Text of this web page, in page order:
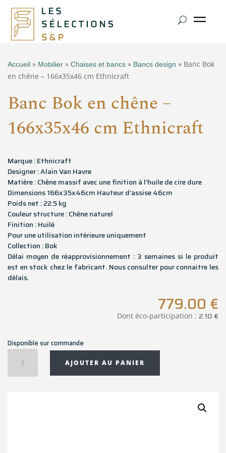
Accueil » Mobilier » Chaises et bancs » Bancs design » Banc Bok
en chêne – 166x35x46 cm Ethnicraft
Banc Bok en chêne –
166x35x46 cm Ethnicraft
Marque : Ethnicraft
Designer : Alain Van Havre
Matière : Chêne massif avec une finition à l’huile de cire dure
Dimensions 166x35x46cm Hauteur d’assise 46cm
Poids net : 22.5 kg
Couleur structure : Chêne naturel
Finition : Huilé
Pour une utilisation intérieure uniquement
Collection : Bok
Délai moyen de réapprovisionnement : 3 semaines si le produit
est en stock chez le fabricant. Nous consulter pour connaitre les
délais.
779.00 €
Dont éco-participation : 2.10€
Disponible sur commande
Banc
AJOUTER AU PANIER